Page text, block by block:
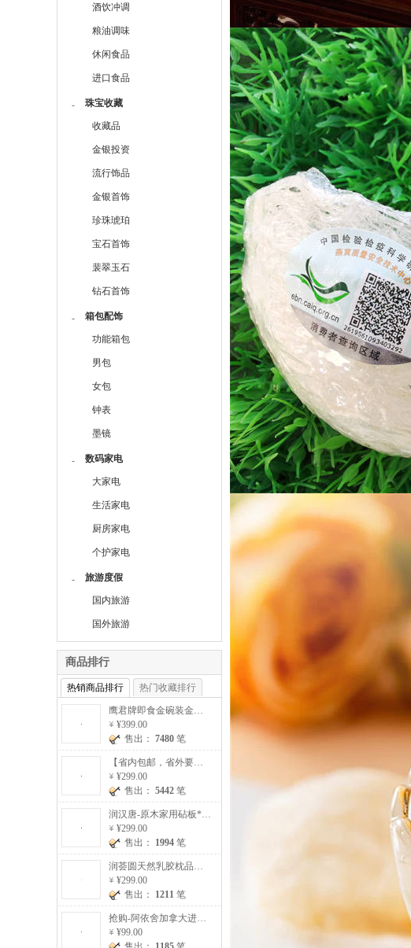
酒饮冲调
粮油调味
休闲食品
进口食品
- 珠宝收藏
收藏品
金银投资
流行饰品
金银首饰
珍珠琥珀
宝石首饰
裴翠玉石
钻石首饰
- 箱包配饰
功能箱包
男包
女包
钟表
墨镜
- 数码家电
大家电
生活家电
厨房家电
个护家电
- 旅游度假
国内旅游
国外旅游
商品排行
热销商品排行 热门收藏排行
鹰君牌即食金碗装金丝巢燕窝5碗/盒*3盒（赠金碗燕窝*3碗）
¥399.00
售出： 7480 笔
【省内包邮，省外要加收20元运费】澳洲进口原切雪花牛排加赠超值组120克/片*10片【提货券】
¥299.00
售出： 5442 笔
润汉唐-原木家用砧板*2块（赠原木筷子*10双）【砧板一大一小】
¥299.00
售出：
1994 笔
润荟圆天然乳胶枕品质组（乳胶枕*2）
¥299.00
售出：
1211 笔
抢购-阿依舍加拿大进口西洋参片20g/罐*5罐
¥99.00